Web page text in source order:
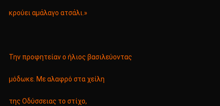
κρούει αμάλαγο ατσάλι.»
Την προφητείαν ο ήλιος βασιλεύοντας
μόδωκε. Με αλαφρό στα χείλη
της Οδύσσειας το στίχο,